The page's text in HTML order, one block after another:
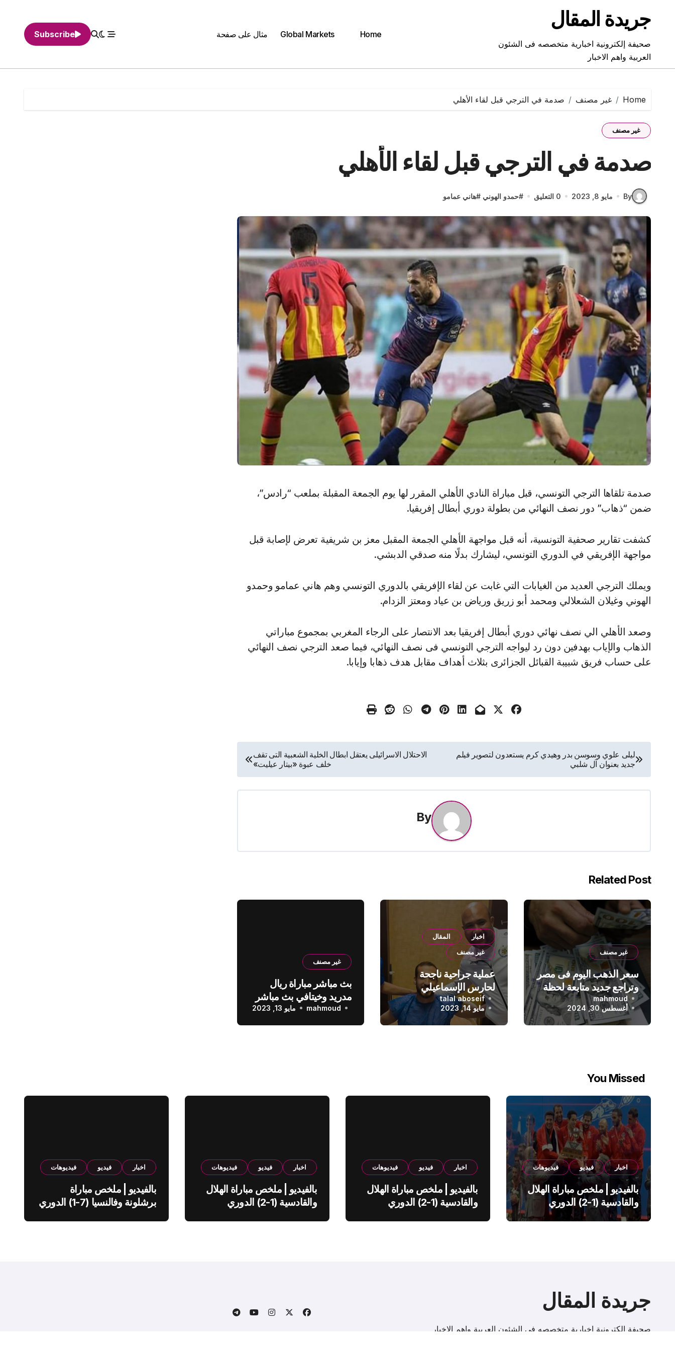
contentجريدة المقال
صحيفة إلكترونية اخبارية متخصصه فى الشئون
العربية واهم الاخبار
Home
Global Markets مثال على صفحة Subscribe
Home غير مصنف صدمة في الترجي قبل لقاء الأهلي
غير مصنف
صدمة في الترجي قبل لقاء الأهلي
By مايو 8, 2023 0 التعليق #حمدو الهوني #هاني عمامو
صدمة تلقاها الترجي التونسي، قبل مباراة النادي الأهلي المقرر لها يوم الجمعة المقبلة بملعب “رادس”،
ضمن “ذهاب” دور نصف النهائي من بطولة دوري أبطال إفريقيا.
كشفت تقارير صحفية التونسية، أنه قبل مواجهة الأهلي الجمعة المقبل معز بن شريفية تعرض لإصابة قبل
مواجهة الإفريقي في الدوري التونسي، ليشارك بدلًا منه صدقي الدبشي.
ويملك الترجي العديد من الغيابات التي غابت عن لقاء الإفريقي بالدوري التونسي وهم هاني عمامو وحمدو
الهوني وغيلان الشعلالي ومحمد أبو زريق ورياض بن عياد ومعتز الزدام.
وصعد الأهلي الي نصف نهائي دوري أبطال إفريقيا بعد الانتصار على الرجاء المغربي بمجموع مباراتي
الذهاب والإياب بهدفين دون رد ليواجه الترجي التونسي فى نصف النهائي، فيما صعد الترجي نصف النهائي
على حساب فريق شبيبة القبائل الجزائرى بثلاث أهداف مقابل هدف ذهابا وإيابا.
تصفّح
المقالات
ليلى علوي وسوسن بدر وهيدي كرم يستعدون لتصوير فيلم
جديد بعنوان آل شلبي
الاحتلال الاسرائيلى يعتقل ابطال الخلية الشعبية التى تقف
خلف عبوة «بيتار عيليت»
By
Related Post
غير مصنف
سعر الذهب اليوم فى مصر
وتراجع جديد متابعة لحظة
بلحظة
mahmoud
أغسطس 30, 2024
اخبار
المقال
غير مصنف
عملية جراحية ناجحة
لحارس الإسماعيلي
talal aboseif
مايو 14, 2023
غير مصنف
بث مباشر مباراة ريال
مدريد وخيتافي بث مباشر
الدوري الاسباني
mahmoud مايو 13, 2023
You Missed
اخبار فيديو فيديوهات
بالفيديو | ملخص مباراة الهلال
والقادسية (1-2) الدوري
السعودي
اخبار فيديو فيديوهات
بالفيديو | ملخص مباراة الهلال
والقادسية (1-2) الدوري
اخبار فيديو فيديوهات
بالفيديو | ملخص مباراة الهلال
والقادسية (1-2) الدوري
اخبار فيديو فيديوهات
بالفيديو | ملخص مباراة
برشلونة وفالنسيا (7-1) الدوري
جريدة المقال
صحيفة إلكترونية اخبارية متخصصه فى الشئون العربية واهم الاخبار